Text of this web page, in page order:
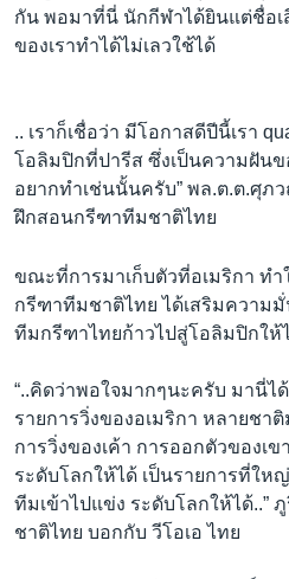
กัน พอมาที่นี่ นักกีฬาได้ยินแต่ชื่อเ
ของเราทำได้ไม่เลวใช้ได้
.. เราก็เชื่อว่า มีโอกาสดีปีนี้เรา
โอลิมปิกที่ปารีส ซึ่งเป็นความฝัน
อยากทำเช่นนั้นครับ” พล.ต.ต.ศุภ
ฝึกสอนกรีฑาทีมชาติไทย
ขณะที่การมาเก็บตัวที่อเมริกา ท
กรีฑาทีมชาติไทย ได้เสริมความ
ทีมกรีฑาไทยก้าวไปสู่โอลิมปิกให้
“..คิดว่าพอใจมากๆนะครับ มานี่ไ
รายการวิ่งของอเมริกา หลายชา
การวิ่งของเค้า การออกตัวของเ
ระดับโลกให้ได้ เป็นรายการที่ให
ทีมเข้าไปแข่ง ระดับโลกให้ได้
ชาติไทย บอกกับ วีโอเอ ไทย